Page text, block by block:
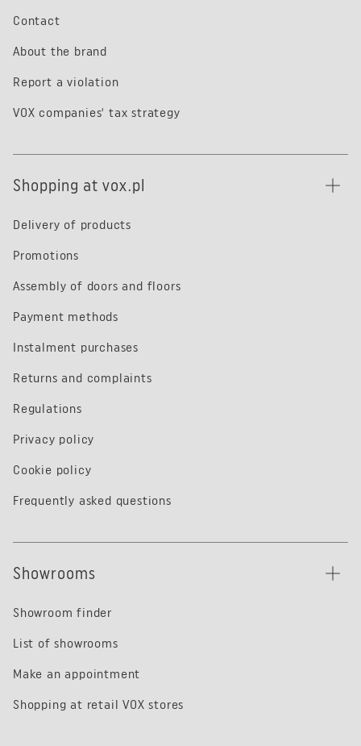
Contact
About the brand
Report a violation
VOX companies' tax strategy
Shopping at vox.pl
Delivery of products
Promotions
Assembly of doors and floors
Payment methods
Instalment purchases
Returns and complaints
Regulations
Privacy policy
Cookie policy
Frequently asked questions
Showrooms
Showroom finder
List of showrooms
Make an appointment
Shopping at retail VOX stores